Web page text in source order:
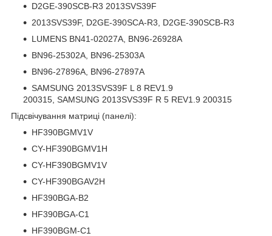
D2GE-390SCB-R3 2013SVS39F
2013SVS39F, D2GE-390SCA-R3, D2GE-390SCB-R3
LUMENS BN41-02027A, BN96-26928A
BN96-25302A, BN96-25303A
BN96-27896A, BN96-27897A
SAMSUNG 2013SVS39F L 8 REV1.9
200315, SAMSUNG 2013SVS39F R 5 REV1.9 200315
Підсвічування матриці (панелі):
HF390BGMV1V
CY-HF390BGMV1H
CY-HF390BGMV1V
CY-HF390BGAV2H
HF390BGA-B2
HF390BGA-C1
HF390BGM-C1